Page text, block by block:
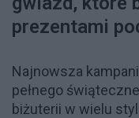
prezentami
Najnowsza
pełnego
biżuterii w wielu